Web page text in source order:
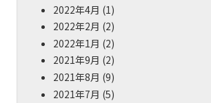
2022年4月 (1)
2022年2月 (2)
2022年1月 (2)
2021年9月 (2)
2021年8月 (9)
2021年7月 (5)